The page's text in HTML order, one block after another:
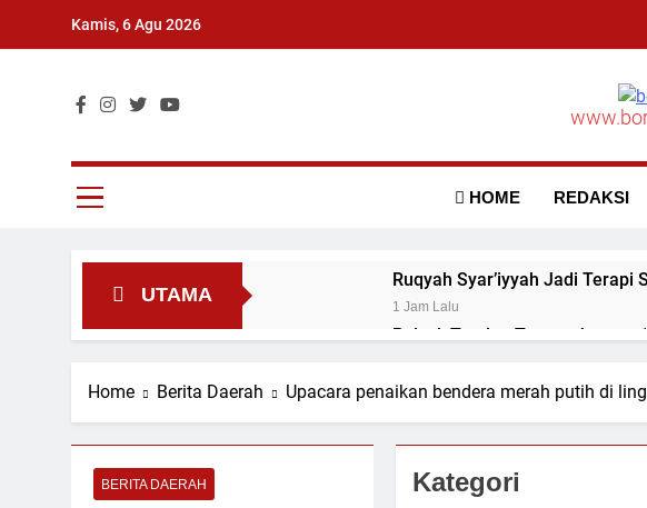
Kamis, 6 Agu 2026
HOME REDAKSI
UTAMA
Ruqyah Syar’iyyah Jadi
1 Jam Lalu
Polsek Tandun Tanam Jagung
Razia Gabungan Lapas Pasir
Perkuat Sinergi Dewan
Aritonang
1 Jam Lalu
Home Berita Daerah Upacara penaikan bendera merah putih di
BERITA DAERAH Kategori